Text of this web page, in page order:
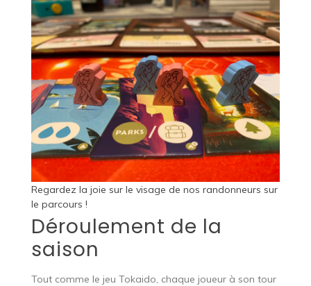
Regardez la joie sur le visage de nos randonneurs sur
le parcours !
Déroulement de la
saison
Tout comme le jeu Tokaido, chaque joueur à son tour